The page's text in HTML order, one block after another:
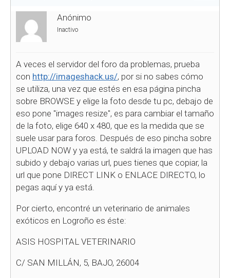
Anónimo
Inactivo
A veces el servidor del foro da problemas, prueba
con http://imageshack.us/, por si no sabes cómo
se utiliza, una vez que estés en esa página pincha
sobre BROWSE y elige la foto desde tu pc, debajo de
eso pone "images resize", es para cambiar el tamaño
de la foto, elige 640 x 480, que es la medida que se
suele usar para foros. Después de eso pincha sobre
UPLOAD NOW y ya está, te saldrá la imagen que has
subido y debajo varias url, pues tienes que copiar, la
url que pone DIRECT LINK o ENLACE DIRECTO, lo
pegas aquí y ya está.
Por cierto, encontré un veterinario de animales
exóticos en Logroño es éste:
ASIS HOSPITAL VETERINARIO
C/ SAN MILLÁN, 5, BAJO, 26004